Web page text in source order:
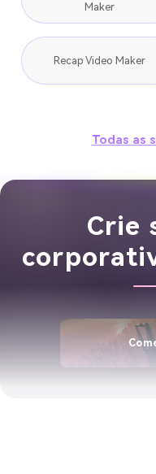
Maker
Recap Video Maker
Todas as
Crie